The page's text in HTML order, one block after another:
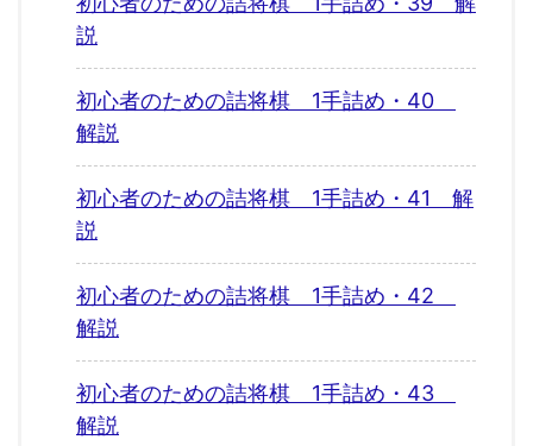
説
初心者のための詰将棋 1手詰め・40
解説
初心者のための詰将棋 1手詰め・41 解
説
初心者のための詰将棋 1手詰め・42
解説
初心者のための詰将棋 1手詰め・43
解説